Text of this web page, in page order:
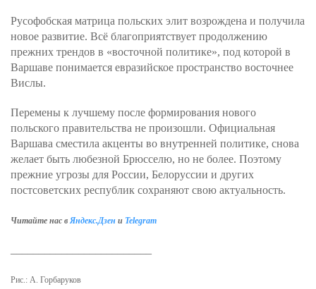
Русофобская матрица польских элит возрождена и получила
новое развитие. Всё благоприятствует продолжению
прежних трендов в «восточной политике», под которой в
Варшаве понимается евразийское пространство восточнее
Вислы.
Перемены к лучшему после формирования нового
польского правительства не произошли. Официальная
Варшава сместила акценты во внутренней политике, снова
желает быть любезной Брюсселю, но не более. Поэтому
прежние угрозы для России, Белоруссии и других
постсоветских республик сохраняют свою актуальность.
Читайте нас вЯндекс.Дзен и Telegram
Рис.: А. Горбаруков